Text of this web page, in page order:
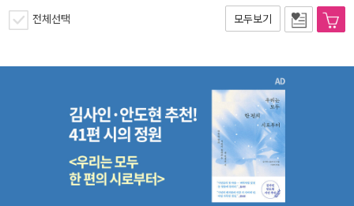
전체선택 모두보기